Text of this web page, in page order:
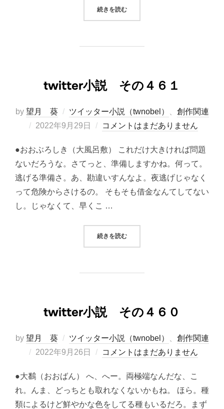
続きを読む“TWITTER小説 その４６２”
twitter小説 その４６１
by 望月 葵 ツイッター小説（twnobel）
創作関連
投
日:
2022年9月29日 コメントはまだありません
●おおぶろしき（大風呂敷） これだけ大きければ問題
ないだろうな。さてっと、準備しますかね。何って。
逃げる準備さ。あ、勘違いすんなよ。夜逃げじゃなく
って危険からさけるの。 そもそも借金なんてしてない
し。じゃなくて、早くこ …
続きを読む“TWITTER小説 その４６１”
twitter小説 その４６０
by 望月 葵 ツイッター小説（twnobel）
創作関連
投
日:
2022年9月26日 コメントはまだありません
●大鷭（おおばん） へ、へー。両極端なんだな、こ
れ。んま、どっちとも取れなくないかもね。 ほら。種
類によるけど鮮やかな色をしてる種もいるだろ。まず